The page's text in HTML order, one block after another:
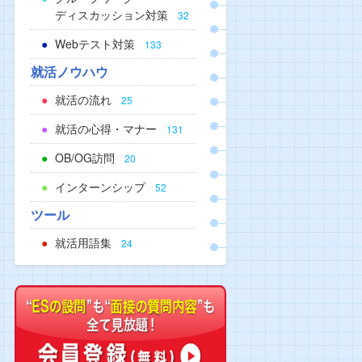
ディスカッション対策
32
Webテスト対策 133
就活ノウハウ
就活の流れ 25
就活の心得・マナー 131
OB/OG訪問 20
インターンシップ 52
ツール
就活用語集 24